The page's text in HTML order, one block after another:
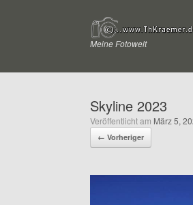
Meine Fotowelt
Skyline 2023
Veröffentlicht am März 5,
← Vorheriger